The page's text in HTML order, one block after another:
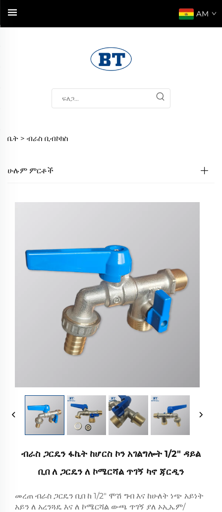
AM
ቤት > ብራስ ቢብኮክስ
ሁሉም ምርቶች
ብራስ ጋርዴን ፋኬት ከሆርስ ኮን አገልግሎት 1/2" ዳይል
ቢበ ለ ጋርዴን ለ ኮሜርሻል ጥገኝ ካኖ ጃርዲን
መረጠ ብራስ ጋርዴን ቢበ ከ 1/2" ሞሽ ግብ እና ከሁለት ነጭ አይነት
አይን ለ አረንጓዴ እና ለ ኮሜርሻል ውጫ ጥገኝ ያለ ኦኢኤም/